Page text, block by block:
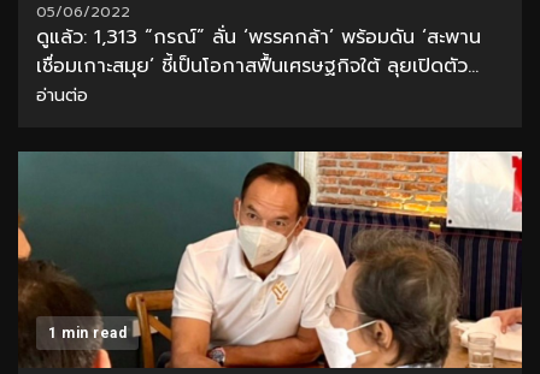
05/06/2022
ดูแล้ว: 1,313 “กรณ์” ลั่น ‘พรรคกล้า’ พร้อมดัน ‘สะพาน
เชื่อมเกาะสมุย’ ชี้เป็นโอกาสฟื้นเศรษฐกิจใต้ ลุยเปิดตัว...
อ่านต่อ
1 min read